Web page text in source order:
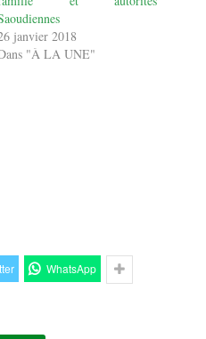
janvier 2018
"À LA UNE"
WhatsApp